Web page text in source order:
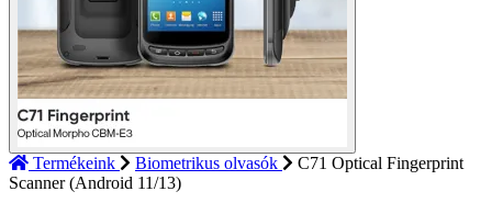
Termékeink Biometrikus olvasók
C71 Optical Fingerprint
Scanner (Android 11/13)